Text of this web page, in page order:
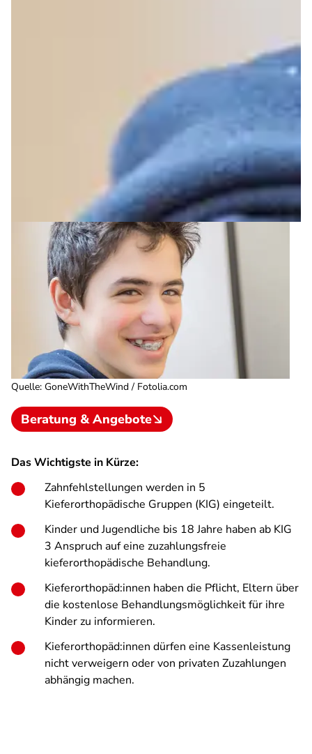
Quelle: GoneWithTheWind / Fotolia.com
Beratung & Angebote
Das Wichtigste in Kürze:
Zahnfehlstellungen werden in 5
Kieferorthopädische Gruppen (KIG) eingeteilt.
Kinder und Jugendliche bis 18 Jahre haben ab KIG
3 Anspruch auf eine zuzahlungsfreie
kieferorthopädische Behandlung.
Kieferorthopäd:innen haben die Pflicht, Eltern über
die kostenlose Behandlungsmöglichkeit für ihre
Kinder zu informieren.
Kieferorthopäd:innen dürfen eine Kassenleistung
nicht verweigern oder von privaten Zuzahlungen
abhängig machen.